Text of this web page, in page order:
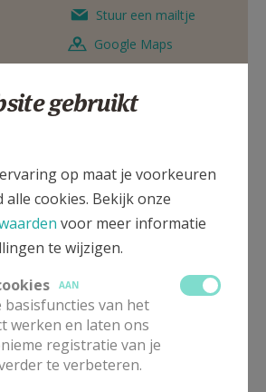
OF REGISTREREN
Stuur een mailtje
Google Maps
Booischot
gebruikt
op maat je voorkeuren
alle cookies. Bekijk onze
voor meer informatie
te wijzigen.
AAN
basisfuncties van het
werken en laten ons
registratie van je
te verbeteren.